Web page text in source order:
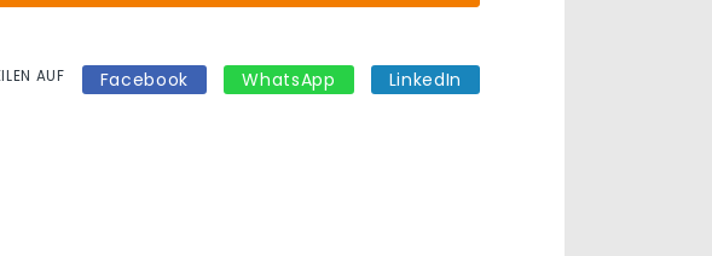
AUF Facebook WhatsApp LinkedIn